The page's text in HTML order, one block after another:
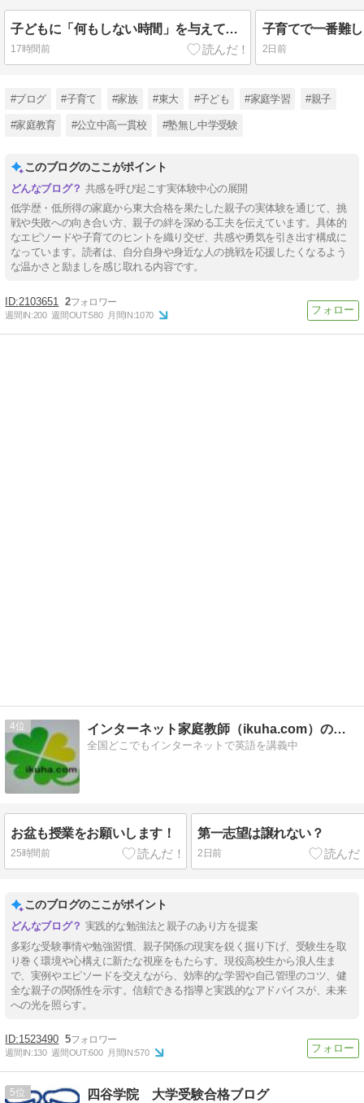
子どもに「何もしない時間」を与えていますか？
17時間前 2日前
#ブログ #子育て #家族 #東大 #子ども #家庭学習 #親子
#家庭教育 #公立中高一貫校 #塾無し中学受験
このブログのここがポイント
共感を呼び起こす実体験中心の展開
低学歴・低所得の家庭から東大合格を果たした親子の実体験を通じて、挑
戦や失敗への向き合い方、親子の絆を深める工夫を伝えています。具体的
なエピソードや子育てのヒントを織り交ぜ、共感や勇気を引き出す構成に
なっています。読者は、自分自身や身近な人の挑戦を応援したくなるよう
な温かさと励ましを感じ取れる内容です。
2103651 2
週間IN:200 週間OUT:580 月間IN:1070
4 インターネット家庭教師（ikuha.com）のブログ
全国どこでもインターネットで英語を講義中
お盆も授業をお願いします！
25時間前
第一志望は譲れない？
2日前
このブログのここがポイント
実践的な勉強法と親子のあり方を提案
多彩な受験事情や勉強習慣、親子関係の現実を鋭く掘り下げ、受験生を取
り巻く環境や心構えに新たな視座をもたらす。現役高校生から浪人生ま
で、実例やエピソードを交えながら、効率的な学習や自己管理のコツ、健
全な親子の関係性を示す。信頼できる指導と実践的なアドバイスが、未来
への光を照らす。
1523490 5
週間IN:130 週間OUT:600 月間IN:570
5 四谷学院 大学受験合格ブログ